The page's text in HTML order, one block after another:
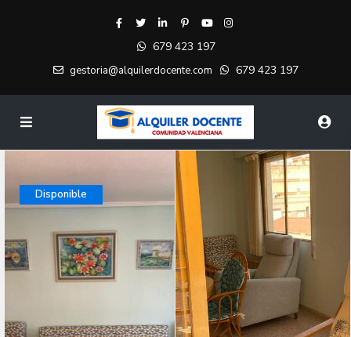
679 423 197
gestoria@alquilerdocente.com 679 423 197
Disponible